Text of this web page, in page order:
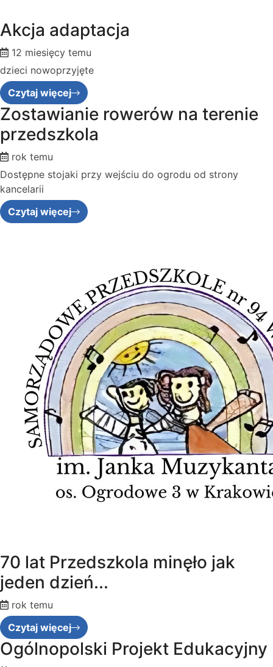
Akcja adaptacja
12 miesięcy temu
dzieci nowoprzyjęte
Czytaj więcej
Zostawianie rowerów na terenie
przedszkola
rok temu
Dostępne stojaki przy wejściu do ogrodu od strony
kancelarii
Czytaj więcej
70 lat Przedszkola minęło jak
jeden dzień...
rok temu
Czytaj więcej
Ogólnopolski Projekt Edukacyjny